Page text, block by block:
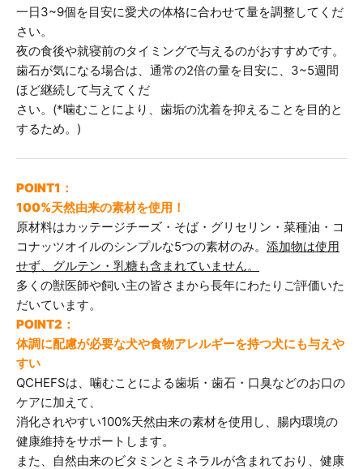
一日3~9個を目安に愛犬の体格に合わせて量を調整してくだ
さい。
夜の食後や就寝前のタイミングで与えるのがおすすめです。
歯石が気になる場合は、通常の2倍の量を目安に、3~5週間
ほど継続して与えてくだ
さい。(*噛むことにより、歯垢の沈着を抑えることを目的と
するため。)
POINT1：
100%天然由来の素材を使用！
原材料はカッテージチーズ・そば・グリセリン・菜種油・コ
コナッツオイルのシンプルな5つの素材のみ。 添加物は使用
せず、グルテン・乳糖も含まれていません。
多くの獣医師や飼い主の皆さまから長年にわたりご評価いた
だいています。
POINT2：
体調に配慮が必要な犬や食物アレルギーを持つ犬にも与えや
すい
QCHEFSは、噛むことによる歯垢・歯石・口臭などのお口の
ケアに加えて、
消化されやすい100%天然由来の素材を使用し、腸内環境の
健康維持をサポートします。
また、自然由来のビタミンとミネラルが含まれており、健康